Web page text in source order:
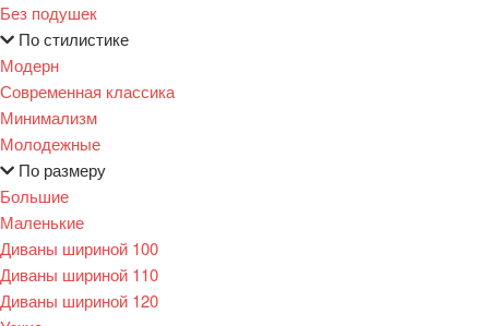
Без подушек
По стилистике
Модерн
Современная классика
Минимализм
Молодежные
По размеру
Большие
Маленькие
Диваны шириной 100
Диваны шириной 110
Диваны шириной 120